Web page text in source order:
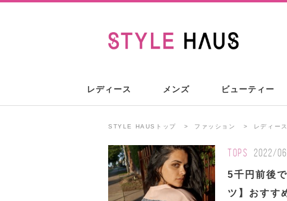
レディース メンズ ビューティー
STYLE HAUSトップ ファッション レディース
TOPS 2022/
5千円前後
ツ】おすす